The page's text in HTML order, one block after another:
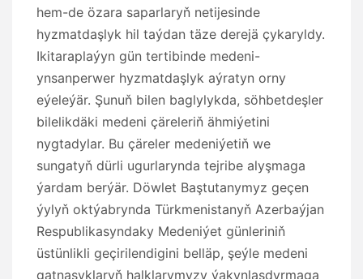
hem-de özara saparlaryň netijesinde
hyzmatdaşlyk hil taýdan täze derejä çykaryldy.
Ikitaraplaýyn gün tertibinde medeni-
ynsanperwer hyzmatdaşlyk aýratyn orny
eýeleýär. Şunuň bilen baglylykda, söhbetdeşler
bilelikdäki medeni çäreleriň ähmiýetini
nygtadylar. Bu çäreler medeniýetiň we
sungatyň dürli ugurlarynda tejribe alyşmaga
ýardam berýär. Döwlet Baştutanymyz geçen
ýylyň oktýabrynda Türkmenistanyň Azerbaýjan
Respublikasyndaky Medeniýet günleriniň
üstünlikli geçirilendigini belläp, şeýle medeni
gatnaşyklaryň halklarymyzy ýakynlaşdyrmaga